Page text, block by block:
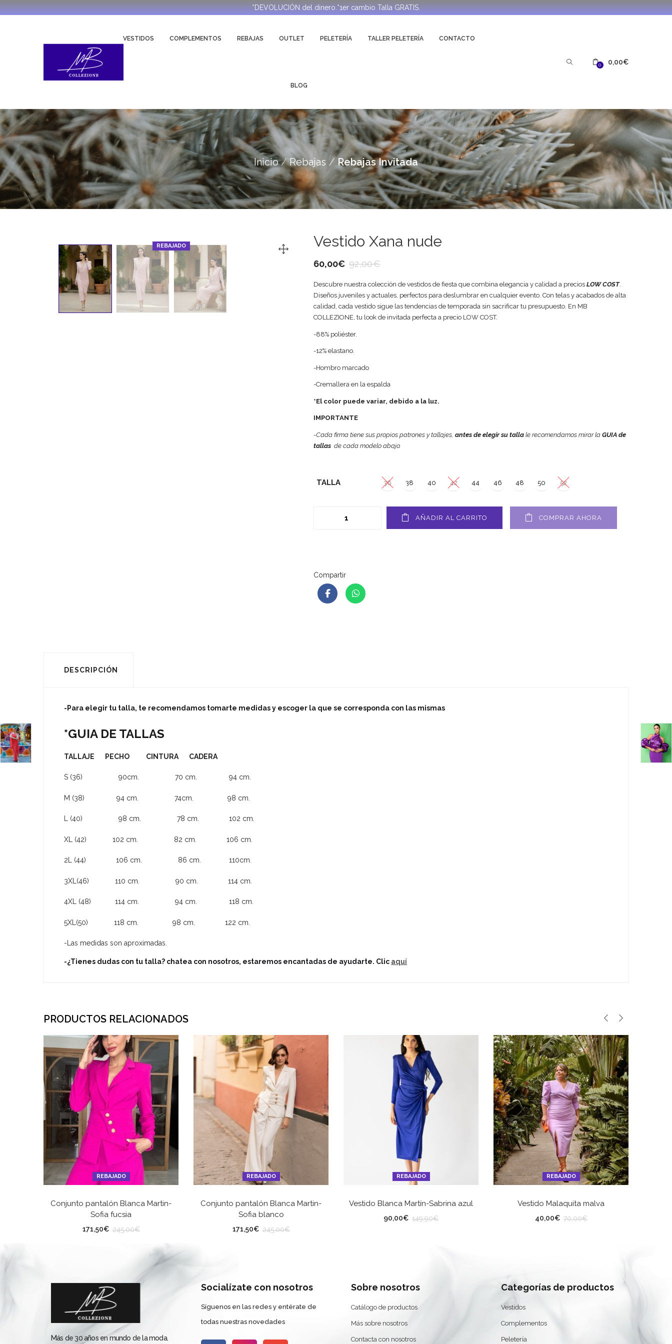
*DEVOLUCIÓN del dinero.*1er cambio Talla GRATIS.
VESTIDOS COMPLEMENTOS REBAJAS OUTLET PELETERÍA TALLER PELETERÍA CONTACTO
BLOG
0 0,00€
Inicio Rebajas Rebajas Invitada
REBAJADO Vestido Xana nude
60,00€ 92,00€
Descubre nuestra colección de vestidos de fiesta que combina elegancia y calidad a precios LOW COST.
Diseños juveniles y actuales, perfectos para deslumbrar en cualquier evento. Con telas y acabados de alta
calidad, cada vestido sigue las tendencias de temporada sin sacrificar tu presupuesto. En MB
COLLEZIONE, tu look de invitada perfecta a precio LOW COST.
-88% poliéster.
-12% elastano.
-Hombro marcado
-Cremallera en la espalda
*El color puede variar, debido a la luz.
IMPORTANTE
-Cada firma tiene sus propios patrones y tallajes, antes de elegir su talla le recomendamos mirar la GUIA de
tallas de cada modelo abajo.
TALLA 36 38 40 42 44 46 48 50 52
AÑADIR AL CARRITO COMPRAR AHORA
Compartir
DESCRIPCIÓN
-Para elegir tu talla, te recomendamos tomarte medidas y escoger la que se corresponda con las mismas
*GUIA DE TALLAS
TALLAJE PECHO CINTURA CADERA
S (36) 90cm. 70 cm. 94 cm.
M (38) 94 cm. 74cm. 98 cm.
L (40) 98 cm. 78 cm. 102 cm.
XL (42) 102 cm. 82 cm. 106 cm.
2L (44) 106 cm. 86 cm. 110cm.
3XL(46) 110 cm. 90 cm. 114 cm.
4XL (48) 114 cm. 94 cm. 118 cm.
5XL(50) 118 cm. 98 cm. 122 cm.
-Las medidas son aproximadas.
-¿Tienes dudas con tu talla? chatea con nosotros, estaremos encantadas de ayudarte. Clic aquí
PRODUCTOS RELACIONADOS
REBAJADO
Conjunto pantalón Blanca Martin-
Sofia fucsia
171,50€ 245,00€
REBAJADO
Conjunto pantalón Blanca Martin-
Sofia blanco
171,50€ 245,00€
REBAJADO
Vestido Blanca Martín-Sabrina azul
90,00€ 149,90€
REBAJADO
Vestido Malaquita malva
40,00€ 70,00€
Más de 30 años en mundo de la moda.
Socialízate con nosotros
Síguenos en las redes y entérate de
todas nuestras novedades
Sobre nosotros
Catálogo de productos
Más sobre nosotros
Contacta con nosotros
Categorías de productos
Vestidos
Complementos
Peletería